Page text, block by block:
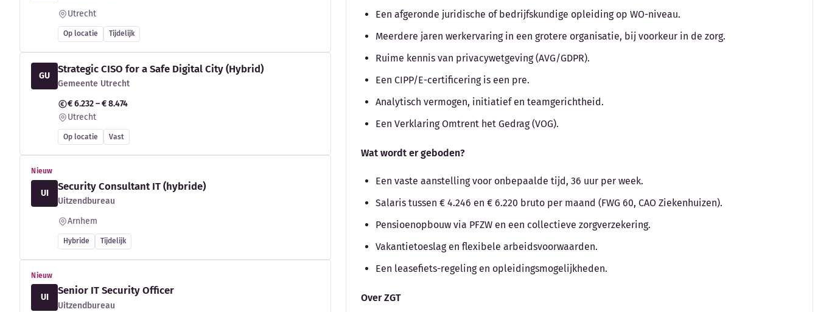
Utrecht
Op locatie Tijdelijk
GU
Strategic CISO for a Safe Digital City (Hybrid)
Gemeente Utrecht
€ 6.232 – € 8.474
Utrecht
Op locatie Vast
Nieuw
UI
Security Consultant IT (hybride)
Uitzendbureau
Arnhem
Hybride Tijdelijk
Nieuw
UI
Senior IT Security Officer
Uitzendbureau
Een afgeronde juridische of bedrijfskundige opleiding op WO-niveau.
Meerdere jaren werkervaring in een grotere organisatie, bij voorkeur in de zorg.
Ruime kennis van privacywetgeving (AVG/GDPR).
Een CIPP/E-certificering is een pre.
Analytisch vermogen, initiatief en teamgerichtheid.
Een Verklaring Omtrent het Gedrag (VOG).
Wat wordt er geboden?
Een vaste aanstelling voor onbepaalde tijd, 36 uur per week.
Salaris tussen € 4.246 en € 6.220 bruto per maand (FWG 60, CAO Ziekenhuizen).
Pensioenopbouw via PFZW en een collectieve zorgverzekering.
Vakantietoeslag en flexibele arbeidsvoorwaarden.
Een leasefiets-regeling en opleidingsmogelijkheden.
Over ZGT